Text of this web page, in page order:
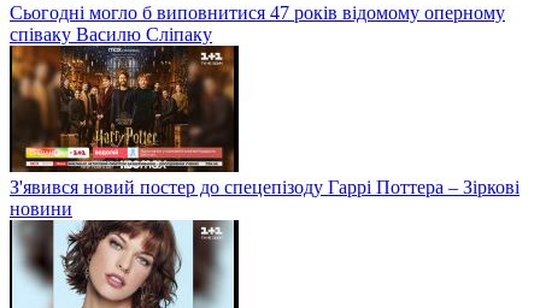
Сьогодні могло б виповнитися 47 років відомому оперному
співаку Василю Сліпаку
З'явився новий постер до спецепізоду Гаррі Поттера – Зіркові
новини